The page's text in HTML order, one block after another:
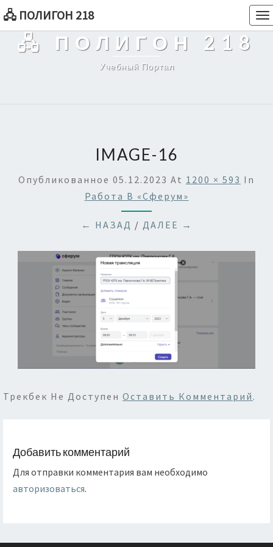
🖧 ПОЛИГОН 218
🖧 ПОЛИГОН 218
Учебный Портал
IMAGE-16
Опубликованное 05.12.2023 At 1200 × 593 In
Работа В «Сферум»
← НАЗАД / ДАЛЕЕ →
Трекбек Не Доступен Оставить Комментарий .
Добавить комментарий
Для отправки комментария вам необходимо
авторизоваться.